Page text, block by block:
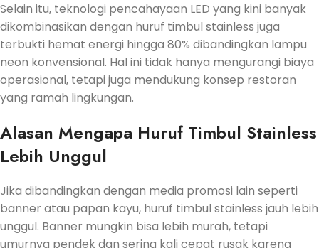
Selain itu, teknologi pencahayaan LED yang kini banyak
dikombinasikan dengan huruf timbul stainless juga
terbukti hemat energi hingga 80% dibandingkan lampu
neon konvensional. Hal ini tidak hanya mengurangi biaya
operasional, tetapi juga mendukung konsep restoran
yang ramah lingkungan.
Alasan Mengapa Huruf Timbul Stainless
Lebih Unggul
Jika dibandingkan dengan media promosi lain seperti
banner atau papan kayu, huruf timbul stainless jauh lebih
unggul. Banner mungkin bisa lebih murah, tetapi
umurnya pendek dan sering kali cepat rusak karena